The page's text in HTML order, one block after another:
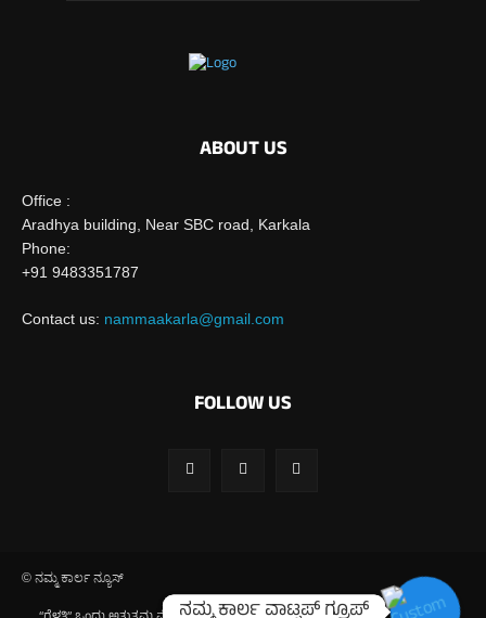
ABOUT US
Office :
Aradhya building, Near SBC road, Karkala
Phone:
+91 9483351787
Contact us: nammaakarla@gmail.com
FOLLOW US
© ನಮ್ಮ ಕಾರ್ಲ ನ್ಯೂಸ್
ನಮ್ಮ ಕಾರ್ಲ ವಾಟ್ಸಪ್ ಗ್ರೂಪ್
ನಮ್ಮ ಕಾರ್ಲ ವಾಟ್ಸಪ್ ಗ್ರೂಪ್